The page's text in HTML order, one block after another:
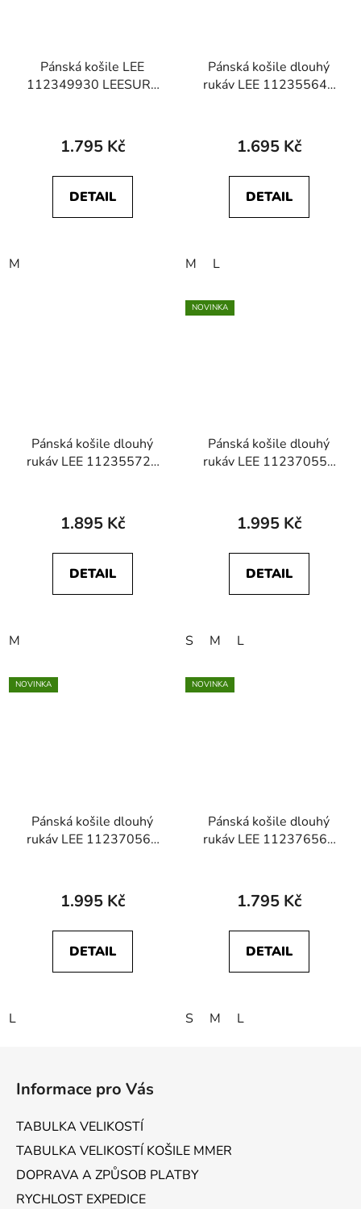
Pánská košile LEE
112349930 LEESURE
1.795 Kč
DETAIL
M
Pánská košile dlouhý
rukáv LEE 112355647
1.695 Kč
DETAIL
M L
Pánská košile dlouhý
rukáv LEE 112355726
1.895 Kč
DETAIL
M
NOVINKA
Pánská košile dlouhý
rukáv LEE 112370559
1.995 Kč
DETAIL
S M L
NOVINKA
Pánská košile dlouhý
rukáv LEE 112370560
1.995 Kč
DETAIL
L
NOVINKA
Pánská košile dlouhý
rukáv LEE 112376569
1.795 Kč
DETAIL
S M L
Informace pro Vás
TABULKA VELIKOSTÍ
TABULKA VELIKOSTÍ KOŠILE MMER
DOPRAVA A ZPŮSOB PLATBY
RYCHLOST EXPEDICE